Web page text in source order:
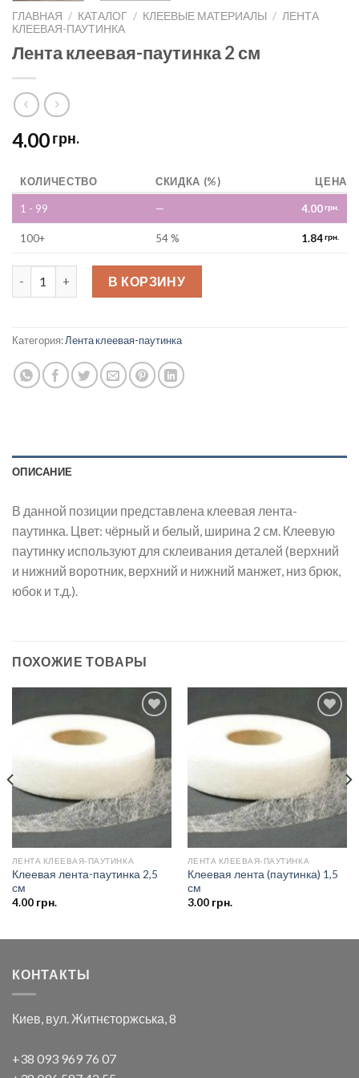
ГЛАВНАЯ / КАТАЛОГ / КЛЕЕВЫЕ МАТЕРИАЛЫ / ЛЕНТА
КЛЕЕВАЯ-ПАУТИНКА
Лента клеевая-паутинка 2 см
4.00грн.
КОЛИЧЕСТВО СКИДКА (%) ЦЕНА
1 - 99 — 4.00грн.
100+ 54 % 1.84грн.
Лента клеевая-паутинка 2 см quantity
В КОРЗИНУ
Категория:Лента клеевая-паутинка
ОПИСАНИЕ
В данной позиции представлена клеевая лента-
паутинка. Цвет: чёрный и белый, ширина 2 см. Клеевую
паутинку используют для склеивания деталей (верхний
и нижний воротник, верхний и нижний манжет, низ брюк,
юбок и т.д.).
ПОХОЖИЕ ТОВАРЫ
Добавить
в список
желаний
ЛЕНТА КЛЕЕВАЯ-ПАУТИНКА
Клеевая лента-паутинка 2,5
см
4.00грн.
Добавить
в список
желаний
ЛЕНТА КЛЕЕВАЯ-ПАУТИНКА
Клеевая лента (паутинка) 1,5
см
3.00грн.
КОНТАКТЫ
Киев, вул. Житнєторжська, 8
+38 093 969 76 07